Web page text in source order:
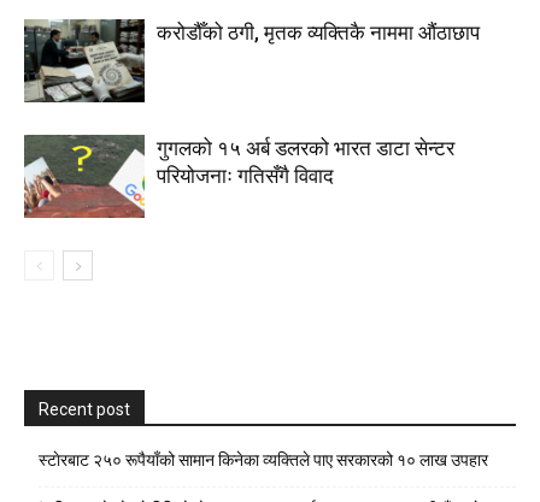
करोडौँको ठगी, मृतक व्यक्तिकै नाममा औंठाछाप
गुगलको १५ अर्ब डलरको भारत डाटा सेन्टर
परियोजनाः गतिसँगै विवाद
Recent post
स्टाेरबाट २५० रूपैयाँको सामान किनेका व्यक्तिले पाए सरकारको १० लाख उपहार